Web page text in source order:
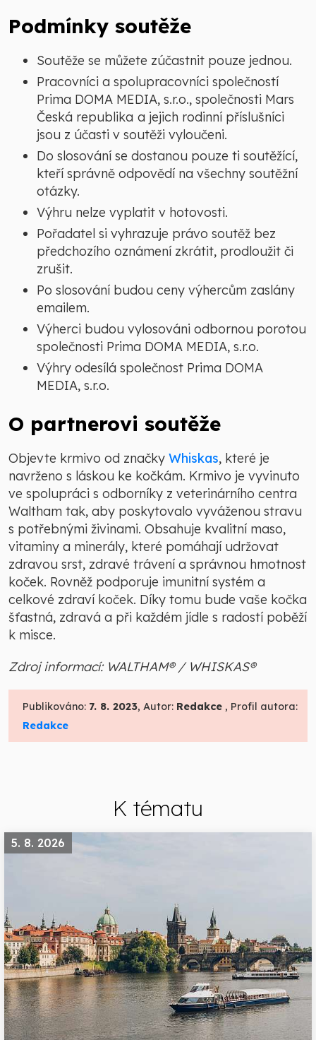
Podmínky soutěže
Soutěže se můžete zúčastnit pouze jednou.
Pracovníci a spolupracovníci společností
Prima DOMA MEDIA, s.r.o., společnosti Mars
Česká republika a jejich rodinní příslušníci
jsou z účasti v soutěži vyloučeni.
Do slosování se dostanou pouze ti soutěžící,
kteří správně odpovědí na všechny soutěžní
otázky.
Výhru nelze vyplatit v hotovosti.
Pořadatel si vyhrazuje právo soutěž bez
předchozího oznámení zkrátit, prodloužit či
zrušit.
Po slosování budou ceny výhercům zaslány
emailem.
Výherci budou vylosováni odbornou porotou
společnosti Prima DOMA MEDIA, s.r.o.
Výhry odesílá společnost Prima DOMA
MEDIA, s.r.o.
O partnerovi soutěže
Objevte krmivo od značky Whiskas, které je
navrženo s láskou ke kočkám. Krmivo je vyvinuto
ve spolupráci s odborníky z veterinárního centra
Waltham tak, aby poskytovalo vyváženou stravu
s potřebnými živinami. Obsahuje kvalitní maso,
vitaminy a minerály, které pomáhají udržovat
zdravou srst, zdravé trávení a správnou hmotnost
koček. Rovněž podporuje imunitní systém a
celkové zdraví koček. Díky tomu bude vaše kočka
šťastná, zdravá a při každém jídle s radostí poběží
k misce.
Zdroj informací: WALTHAM® / WHISKAS®
Publikováno: 7. 8. 2023, Autor: Redakce , Profil autora:
Redakce
K tématu
5. 8. 2026